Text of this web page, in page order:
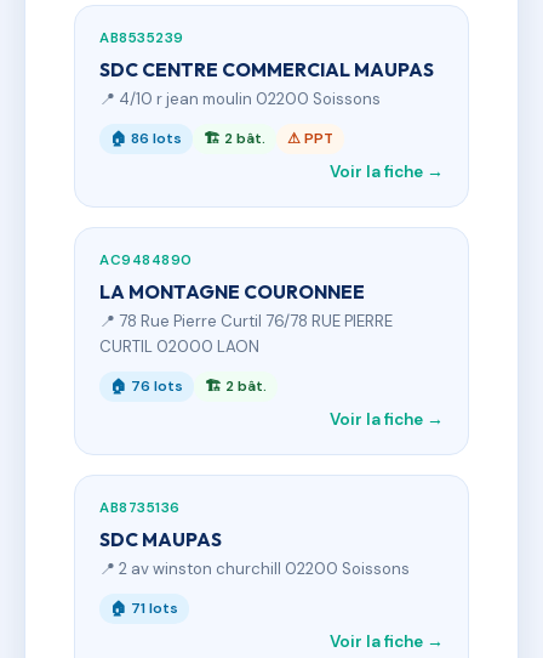
AB8535239
SDC CENTRE COMMERCIAL MAUPAS
📍 4/10 r jean moulin 02200 Soissons
🏠 86 lots 🏗 2 bât. ⚠ PPT
Voir la fiche →
AC9484890
LA MONTAGNE COURONNEE
📍 78 Rue Pierre Curtil 76/78 RUE PIERRE
CURTIL 02000 LAON
🏠 76 lots 🏗 2 bât.
Voir la fiche →
AB8735136
SDC MAUPAS
📍 2 av winston churchill 02200 Soissons
🏠 71 lots
Voir la fiche →